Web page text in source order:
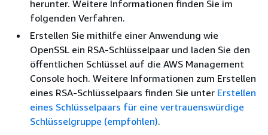
herunter. Weitere Informationen finden Sie im
folgenden Verfahren.
Erstellen Sie mithilfe einer Anwendung wie
OpenSSL ein RSA-Schlüsselpaar und laden Sie den
öffentlichen Schlüssel auf die AWS Management
Console hoch. Weitere Informationen zum Erstellen
eines RSA-Schlüsselpaars finden Sie unter Erstellen
eines Schlüsselpaars für eine vertrauenswürdige
Schlüsselgruppe (empfohlen).